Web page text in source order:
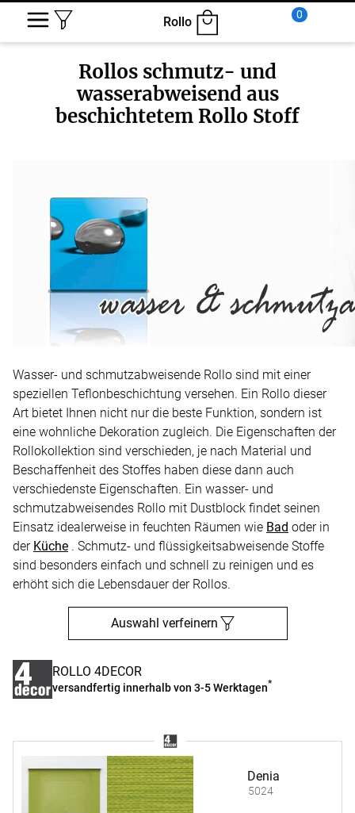
Rollo
0
Rollos schmutz- und
wasserabweisend aus
beschichtetem Rollo Stoff
Wasser- und schmutzabweisende Rollo sind mit einer
speziellen Teflonbeschichtung versehen. Ein Rollo dieser
Art bietet Ihnen nicht nur die beste Funktion, sondern ist
eine wohnliche Dekoration zugleich. Die Eigenschaften der
Rollokollektion sind verschieden, je nach Material und
Beschaffenheit des Stoffes haben diese dann auch
verschiedenste Eigenschaften. Ein wasser- und
schmutzabweisendes Rollo mit Dustblock findet seinen
Einsatz idealerweise in feuchten Räumen wie Bad oder in
der Küche . Schmutz- und flüssigkeitsabweisende Stoffe
sind besonders einfach und schnell zu reinigen und es
erhöht sich die Lebensdauer der Rollos.
Auswahl verfeinern
ROLLO 4DECOR
versandfertig innerhalb von 3-5 Werktagen*
Denia
5024